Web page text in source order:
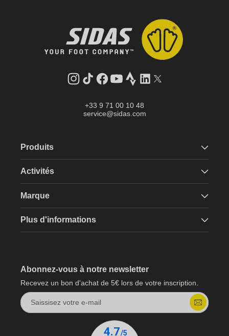
Instagram
Tik
Facebook
YouTube
StravaLinkedInTwitter
+33 9 71 00 10 48
service@sidas.com
Produits
Activités
Marque
Plus d'informations
Abonnez-vous à notre newsletter
Recevez un bon d'achat de 5€ lors de votre inscription.
Saissisez votre e-mail